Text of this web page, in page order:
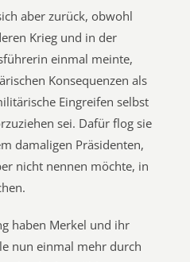
aber zurück, obwohl
Krieg und in der
einmal meinte,
Konsequenzen als
Eingreifen selbst
sei. Dafür flog sie
damaligen Präsidenten,
nicht nennen möchte, in
haben Merkel und ihr
nun einmal mehr durch